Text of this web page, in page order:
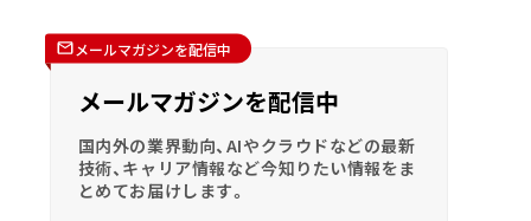
メールマガジンを配信中
メールマガジンを配信中
国内外の業界動向、AIやクラウドなどの最新
技術、キャリア情報など今知りたい情報をま
とめてお届けします。